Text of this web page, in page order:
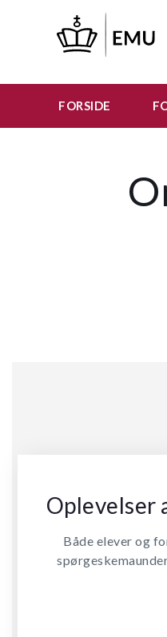
hovedindhold
FORSIDE
Oplevelser
Både elever og